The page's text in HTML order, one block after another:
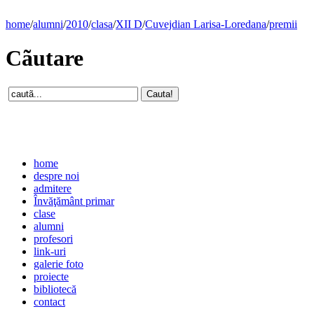
home/alumni/2010/clasa/XII D/Cuvejdian Larisa-Loredana/premii
Cãutare
home
despre noi
admitere
Învăţământ primar
clase
alumni
profesori
link-uri
galerie foto
proiecte
bibliotecă
contact